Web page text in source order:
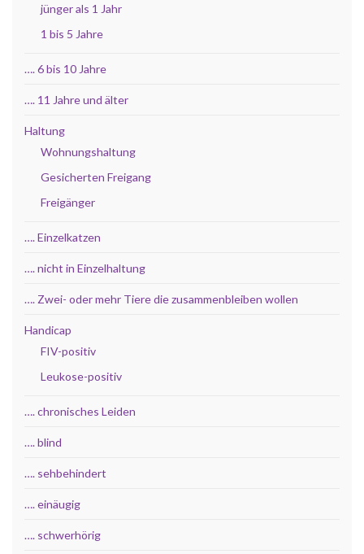
jünger als 1 Jahr
1 bis 5 Jahre
…. 6 bis 10 Jahre
…. 11 Jahre und älter
Haltung
Wohnungshaltung
Gesicherten Freigang
Freigänger
…. Einzelkatzen
…. nicht in Einzelhaltung
…. Zwei- oder mehr Tiere die zusammenbleiben wollen
Handicap
FIV-positiv
Leukose-positiv
…. chronisches Leiden
…. blind
…. sehbehindert
…. einäugig
…. schwerhörig